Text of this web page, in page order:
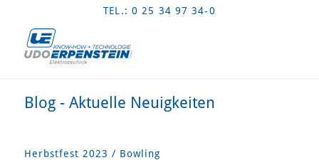
TEL.: 0 25 34 97 34-0
Blog - Aktuelle Neuigkeiten
Herbstfest 2023 / Bowling